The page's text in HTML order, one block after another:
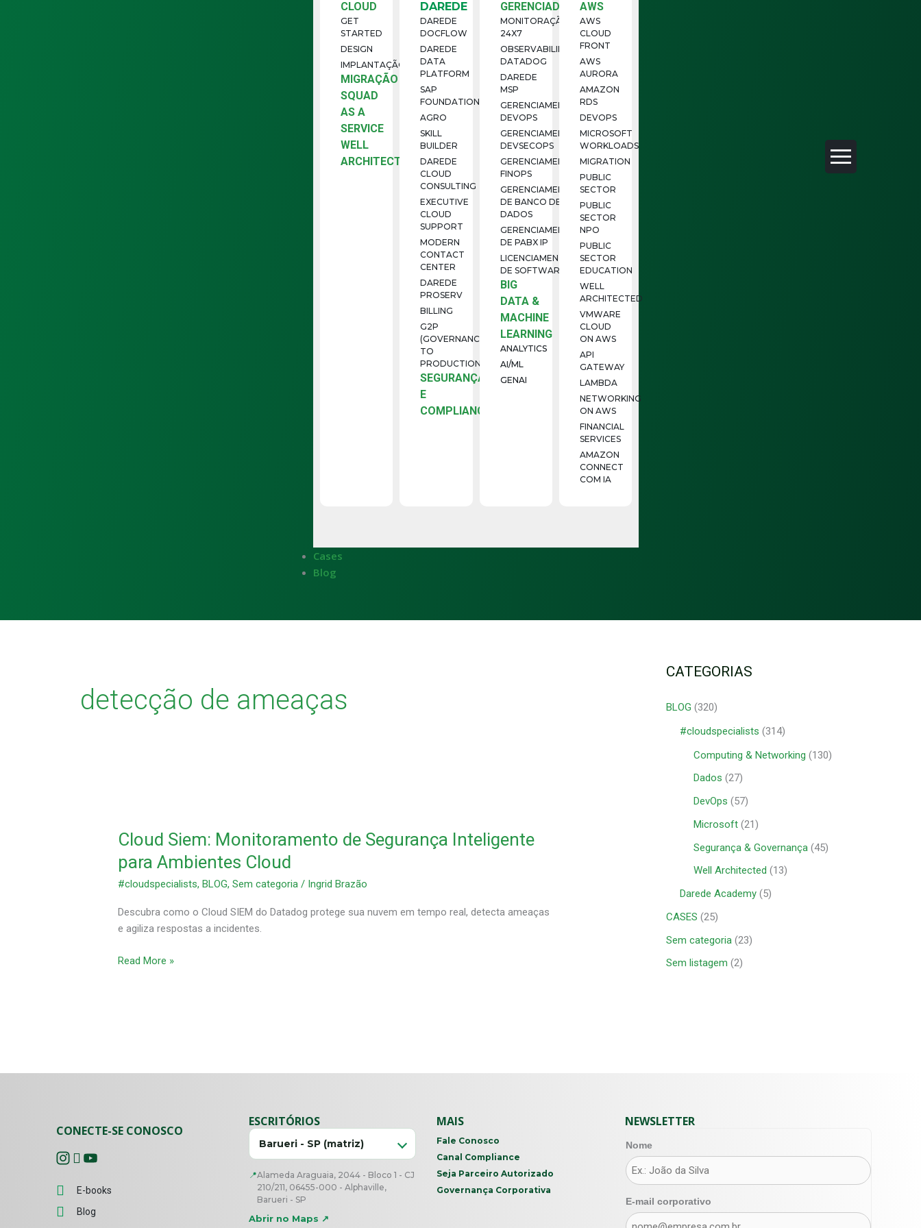
CLOUD
GET
STARTED
DESIGN
IMPLANTAÇÃO
MIGRAÇÃO
SQUAD
AS A
SERVICE
WELL
ARCHITECTED
DAREDE
DAREDE
DOCFLOW
DAREDE
DATA
PLATFORM
SAP
FOUNDATION
AGRO
SKILL
BUILDER
DAREDE
CLOUD
CONSULTING
EXECUTIVE
CLOUD
SUPPORT
MODERN
CONTACT
CENTER
DAREDE
PROSERV
BILLING
G2P
(GOVERNANCE
TO
PRODUCTION)
SEGURANÇA
E
COMPLIANCE
GERENCIADOS
MONITORAÇÃO
24X7
OBSERVABILIDADE
DATADOG
DAREDE
MSP
GERENCIAMENTO
DEVOPS
GERENCIAMENTO
DEVSECOPS
GERENCIAMENTO
FINOPS
GERENCIAMENTO
DE BANCO DE
DADOS
GERENCIAMENTO
DE PABX IP
LICENCIAMENTO
DE SOFTWARE
BIG
DATA &
MACHINE
LEARNING
ANALYTICS
AI/ML
GENAI
AWS
AWS
CLOUD
FRONT
AWS
AURORA
AMAZON
RDS
DEVOPS
MICROSOFT
WORKLOADS
MIGRATION
PUBLIC
SECTOR
PUBLIC
SECTOR
NPO
PUBLIC
SECTOR
EDUCATION
WELL
ARCHITECTED
VMWARE
CLOUD
ON AWS
API
GATEWAY
LAMBDA
NETWORKING
ON AWS
FINANCIAL
SERVICES
AMAZON
CONNECT
COM IA
Cases
Blog
detecção de ameaças
Cloud Siem: Monitoramento de Segurança Inteligente
para Ambientes Cloud
#cloudspecialists,BLOG,Sem categoria / Ingrid Brazão
Descubra como o Cloud SIEM do Datadog protege sua nuvem em tempo real, detecta ameaças
e agiliza respostas a incidentes.
Monitoramento
Segurança
Inteligente
Ambientes
Cloud
Read More »
CATEGORIAS
BLOG (320)
#cloudspecialists (314)
Computing & Networking (130)
Dados (27)
DevOps (57)
Microsoft (21)
Segurança & Governança (45)
Well Architected (13)
Darede Academy (5)
CASES (25)
Sem categoria (23)
Sem listagem (2)
CONECTE-SE CONOSCO
E-books
Blog
ESCRITÓRIOS
Barueri - SP (matriz)
📍Alameda Araguaia, 2044 - Bloco 1 - CJ
210/211, 06455-000 - Alphaville,
Barueri - SP
Abrir no Maps ↗
MAIS
Fale Conosco
Canal Compliance
Seja Parceiro Autorizado
Governança Corporativa
NEWSLETTER
Nome
E-mail corporativo